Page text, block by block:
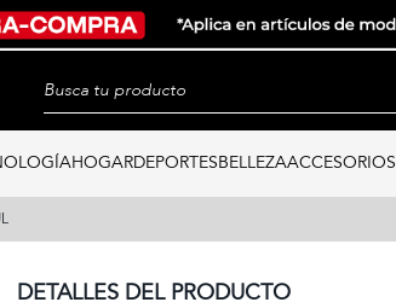
HOGARDEPORTESBELLEZAACCESORIOS
DETALLES DEL PRODUCTO